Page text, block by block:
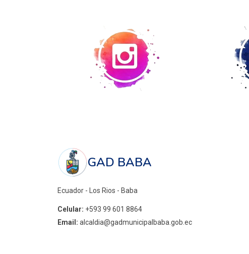
GAD BABA
Ecuador - Los Rios - Baba
Celular: +593 99 601 8864
Email: alcaldia@gadmunicipalbaba.gob.ec